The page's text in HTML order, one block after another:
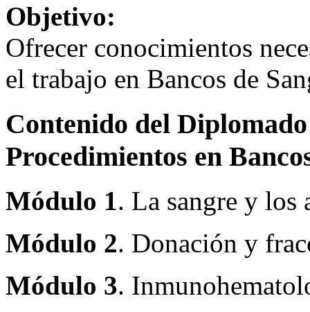
Objetivo:
Ofrecer conocimientos
el trabajo en Bancos de
Contenido del
Procedimientos en
Módulo 1. La sangre y los
Módulo 2. Donación y
Módulo 3.